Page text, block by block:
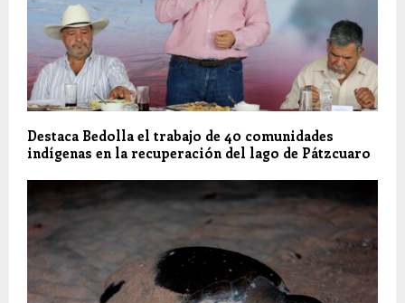
Destaca Bedolla el trabajo de 40 comunidades
indígenas en la recuperación del lago de Pátzcuaro